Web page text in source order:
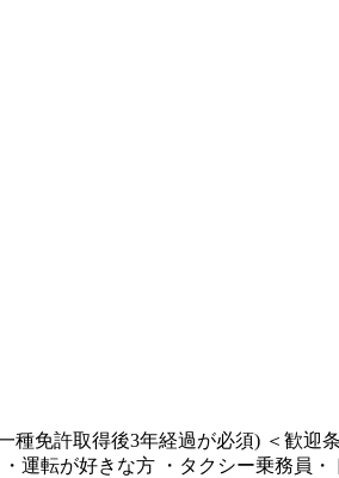
免許取得後3年経過が必須) ＜歓迎
転が好きな方 ・タクシー乗務員・